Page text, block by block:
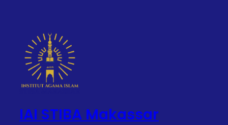
IAI STIBA Makassar